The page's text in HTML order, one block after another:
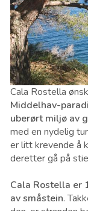
Cala Rostella
Middelhav-
uberørt miljø av
med en nydelig
er litt krevende å
deretter gå på
Cala Rostella er
av småstein.